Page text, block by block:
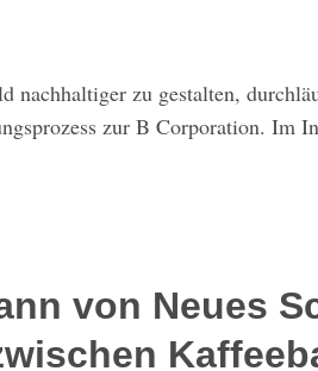
nachhaltiger zu gestalten,
zur B Corporation. Im
von Neues